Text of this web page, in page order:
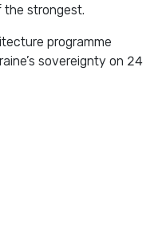
the strongest.
programme
sovereignty on 24